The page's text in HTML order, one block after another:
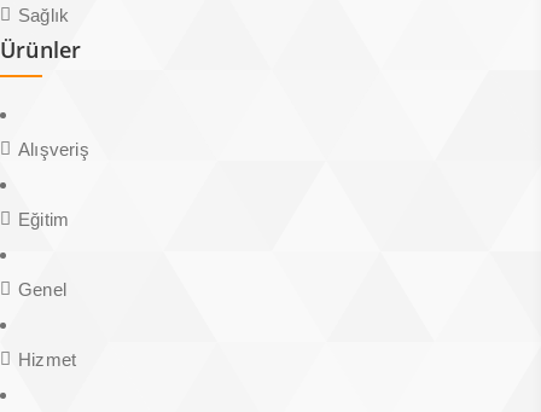
Sağlık
Ürünler
Alışveriş
Eğitim
Genel
Hizmet